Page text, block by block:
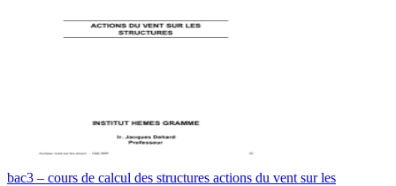
bac3 – cours de calcul des structures actions du vent sur les